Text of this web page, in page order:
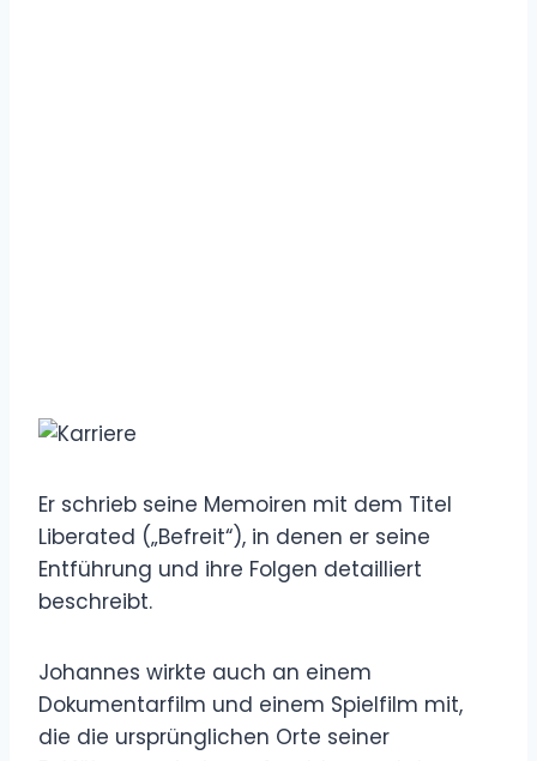
Er schrieb seine Memoiren mit dem Titel
Liberated („Befreit“), in denen er seine
Entführung und ihre Folgen detailliert
beschreibt.
Johannes wirkte auch an einem
Dokumentarfilm und einem Spielfilm mit,
die die ursprünglichen Orte seiner